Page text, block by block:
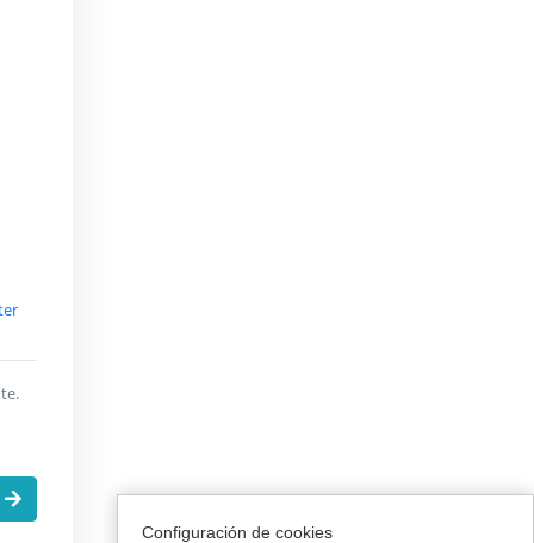
Configuración de cookies